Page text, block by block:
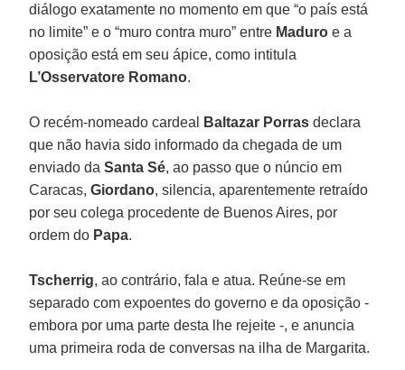
diálogo exatamente no momento em que “o país está
no limite” e o “muro contra muro” entre Maduro e a
oposição está em seu ápice, como intitula
L’Osservatore Romano.
O recém-nomeado cardeal Baltazar Porras declara
que não havia sido informado da chegada de um
enviado daSanta Sé, ao passo que o núncio em
Caracas,Giordano, silencia, aparentemente retraído
por seu colega procedente de Buenos Aires, por
ordem do Papa.
Tscherrig, ao contrário, fala e atua. Reúne-se em
separado com expoentes do governo e da oposição -
embora por uma parte desta lhe rejeite -, e anuncia
uma primeira roda de conversas na ilha de Margarita.